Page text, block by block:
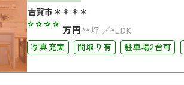
古賀市＊＊＊＊
**** 万円 **坪
*LDK
写真充実
間取り有 駐車場2台可